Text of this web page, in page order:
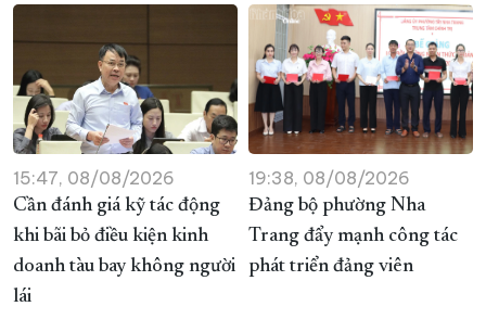
15:47, 08/08/2026
Cần đánh giá kỹ tác động
khi bãi bỏ điều kiện kinh
doanh tàu bay không người
lái
19:38, 08/08/2026
Đảng bộ phường Nha
Trang đẩy mạnh công tác
phát triển đảng viên